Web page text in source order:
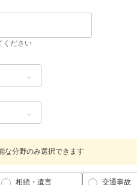
ください
な分野のみ選択できます
相続・遺言 交通事故